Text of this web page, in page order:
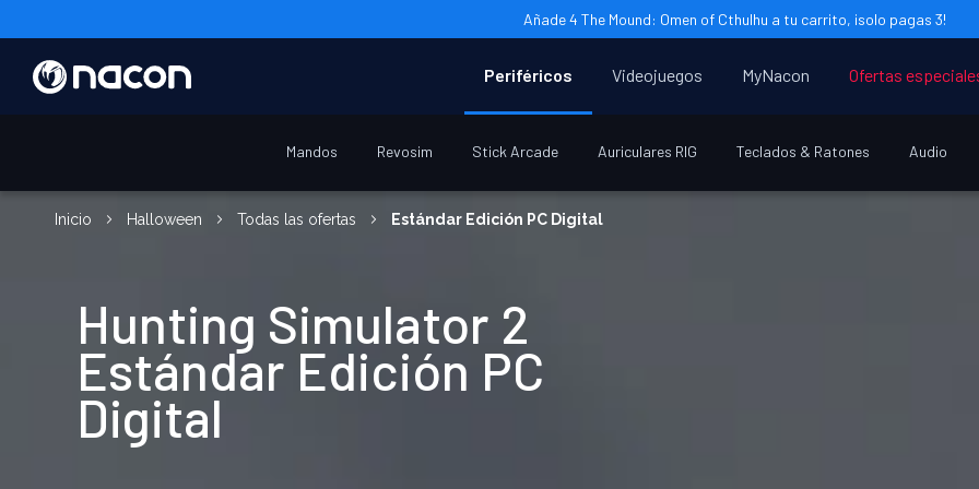
Añade 4 The Mound: Omen of Cthulhu a tu carrito, ¡solo pagas 3!
Periféricos
Mandos Revosim Stick Arcade Auriculares RIG Teclados & Ratones Audio
Videojuegos MyNacon Ofertas
Inicio Halloween Todas las ofertas Estándar Edición PC Digital
Hunting Simulator 2
Estándar Edición PC
Digital